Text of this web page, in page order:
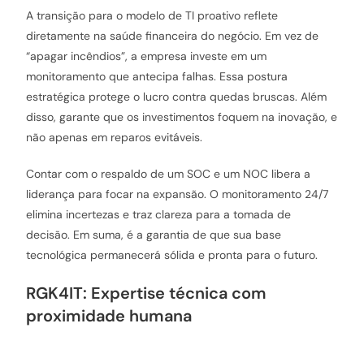
A transição para o modelo de TI proativo reflete
diretamente na saúde financeira do negócio. Em vez de
“apagar incêndios”, a empresa investe em um
monitoramento que antecipa falhas. Essa postura
estratégica protege o lucro contra quedas bruscas. Além
disso, garante que os investimentos foquem na inovação, e
não apenas em reparos evitáveis.
Contar com o respaldo de um SOC e um NOC libera a
liderança para focar na expansão. O monitoramento 24/7
elimina incertezas e traz clareza para a tomada de
decisão. Em suma, é a garantia de que sua base
tecnológica permanecerá sólida e pronta para o futuro.
RGK4IT: Expertise técnica com
proximidade humana